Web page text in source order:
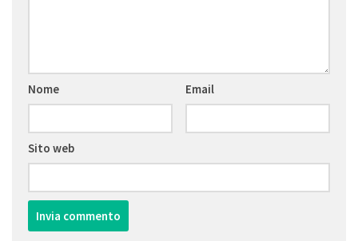
Nome Email
Sito web